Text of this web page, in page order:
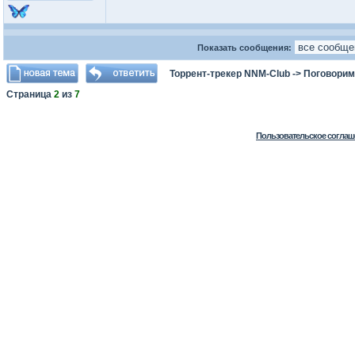
Показать сообщения:
Торрент-трекер NNM-Club -> Поговорим
Страница 2 из 7
Пользовательское